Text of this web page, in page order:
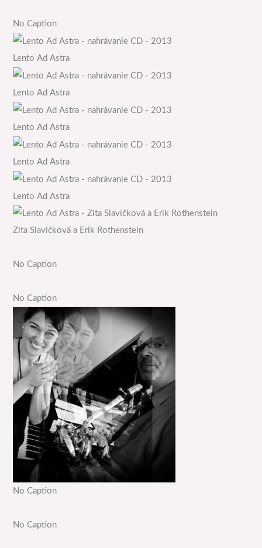
No Caption
Lento Ad Astra
Lento Ad Astra
Lento Ad Astra
Lento Ad Astra
Lento Ad Astra
Zita Slavíčková a Erik Rothenstein
No Caption
No Caption
No Caption
No Caption